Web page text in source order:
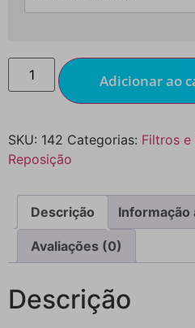
Adicionar ao
SKU: 142 Categorias: Filtros e
Reposição
Descrição Informação
Avaliações (0)
Descrição